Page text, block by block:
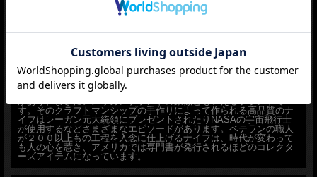
■CASE【ケース】■
CASE社は、1889年に最初のナイフを製作しました。110年以上の歴
史を持つ同社はアメリカのファクトリーナイフでもっとも古い歴史
す。そのクラフトマンシップの手作りによって作られる高品質のナ
イフはレーガン元大統領にプレゼントされたりNASAの宇宙飛行士
が使用するなどさまざまなエピソードがあります。ベテランの職人
が２００以上もの工程を入念に仕上げるナイフは、時代が変わって
も人の心を惹き、アメリカでは専門書が発行されるほどのコレクタ
ーズアイテムになっています。